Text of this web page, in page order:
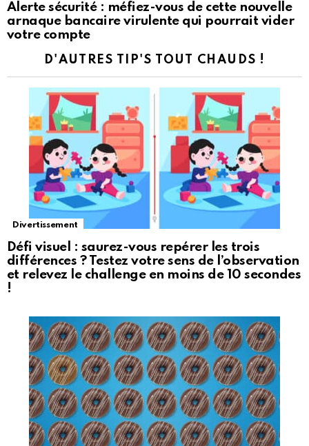
Alerte sécurité : méfiez-vous de cette nouvelle
arnaque bancaire virulente qui pourrait vider
votre compte
D'AUTRES TIP'S TOUT CHAUDS !
Divertissement
Défi visuel : saurez-vous repérer les trois
différences ? Testez votre sens de l’observation
et relevez le challenge en moins de 10 secondes
!